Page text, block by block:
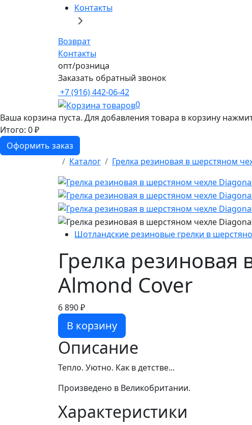
Контакты
Возврат
Контакты
опт/розница
Заказать обратный звонок
+7 (916) 442-06-42
0
Ваша корзина пуста. Для добавления товара в корзину
Итого: 0 ₽
Оформить заказ
Каталог
Грелка резиновая в шерстяном
Шотландские резиновые грелки в
Грелка резиновая
Almond Cover
6 890 ₽
В корзину
Описание
Тепло. Уютно. Как в детстве...
Произведено в Великобритании.
Характеристики